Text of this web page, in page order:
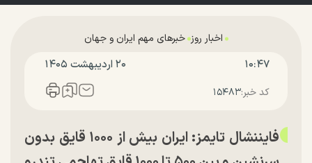
اخبار روز خبرهای مهم ایران و جهان
۱۰:۴۷ ۲۰ ارديبهشت ۱۴۰۵
کد خبر:۱۵۴۸۳
فایننشال تایمز: ایران بیش از ۱۰۰۰ قایق بدون